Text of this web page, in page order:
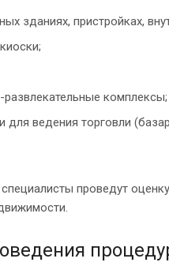
зданиях, пристройках,
комплексы;
ведения торговли
проведут